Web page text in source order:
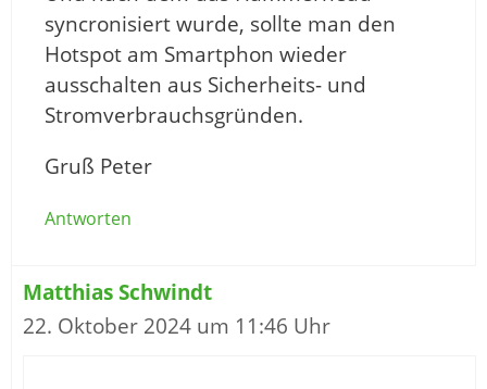
syncronisiert wurde, sollte man den
Hotspot am Smartphon wieder
ausschalten aus Sicherheits- und
Stromverbrauchsgründen.
Gruß Peter
Antworten
Matthias Schwindt
22. Oktober 2024 um 11:46 Uhr